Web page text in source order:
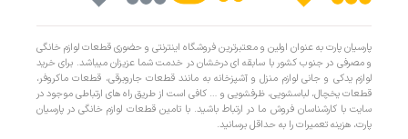
پارسیان پارت به عنوان اولین و معتبرترین فروشگاه اینترنتی و حضوری قطعات لوازم خانگی
و مصرفی در جنوب کشور با سابقه ای درخشان در خدمت شما عزیزان میباشد. برای خرید
لوازم یدکی و جانی لوازم منزل و آشپزخانه به مانند قطعات جاروبرقی، قطعات ماکروفر،
قطعات یخچال، لباسشویی، ظرفشویی و … کافی است از طریق راه های ارتباطی موجود در
سایت با کارشناسان فروش ما در ارتباط باشید. با تامین قطعات لوازم خانگی در پارسیان
پارت، هزینه تعمیرات را به حداقل برسانید.